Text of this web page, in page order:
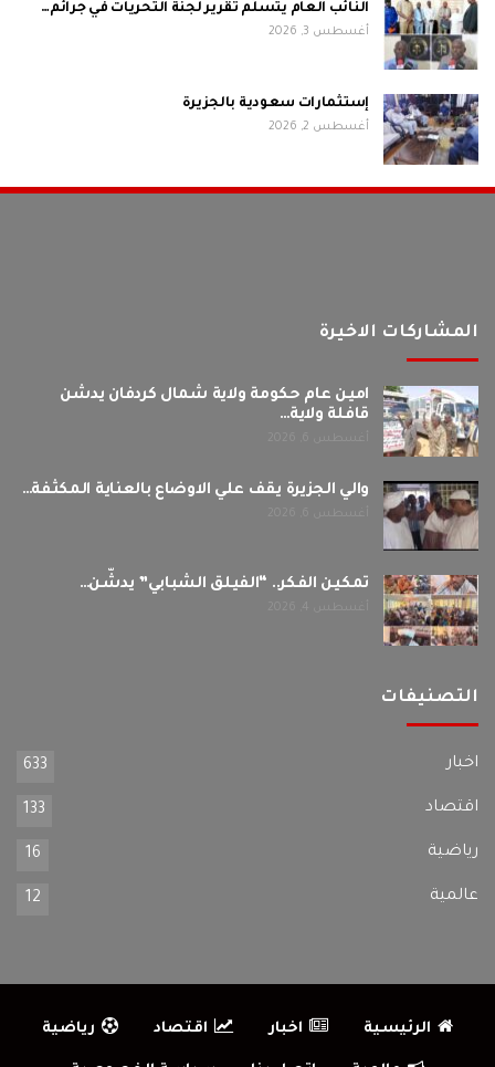
النائب العام يتسلّم تقرير لجنة التحريات في جرائم…
أغسطس 3, 2026
إستثمارات سعودية بالجزيرة
أغسطس 2, 2026
المشاركات الاخيرة
امين عام حكومة ولاية شمال كردفان يدشن
قافلة ولاية…
والي الجزيرة يقف علي الاوضاع بالعناية المكثفة…
تمكين الفكر.. “الفيلق الشبابي” يدشّن…
التصنيفات
اخبار 633
اقتصاد 133
رياضية 16
عالمية 12
الرئيسية اخبار اقتصاد رياضية